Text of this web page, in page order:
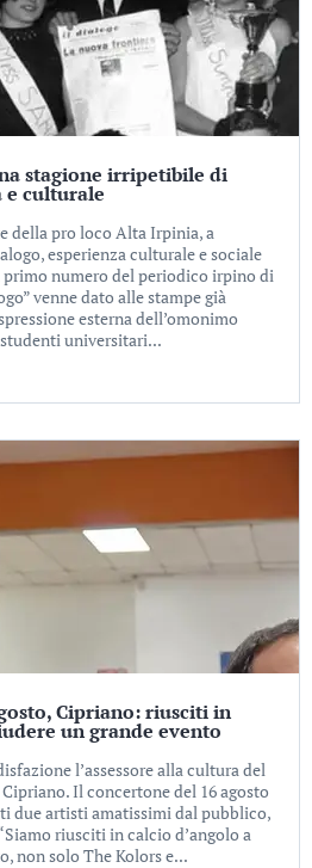
stagione irripetibile di
culturale
della pro loco Alta Irpinia, a
esperienza culturale e sociale
numero del periodico irpino di
venne dato alle stampe già
esterna dell’omonimo
universitari...
Cipriano: riusciti in
un grande evento
l’assessore alla cultura del
Il concertone del 16 agosto
due artisti amatissimi dal pubblico,
riusciti in calcio d’angolo a
non solo The Kolors e...